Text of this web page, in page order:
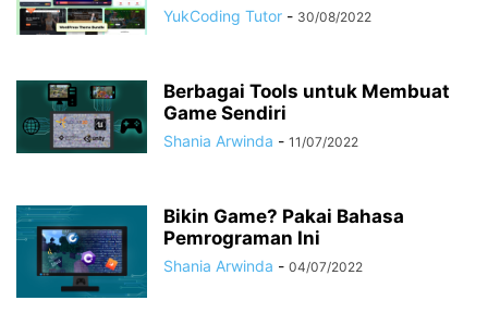
YukCoding Tutor - 30/08/2022
Berbagai Tools untuk Membuat
Game Sendiri
Shania Arwinda - 11/07/2022
Bikin Game? Pakai Bahasa
Pemrograman Ini
Shania Arwinda - 04/07/2022